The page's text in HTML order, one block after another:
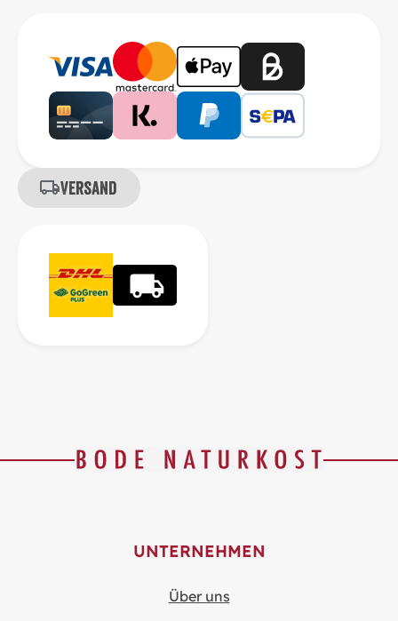
Versand
UNTERNEHMEN
Über uns